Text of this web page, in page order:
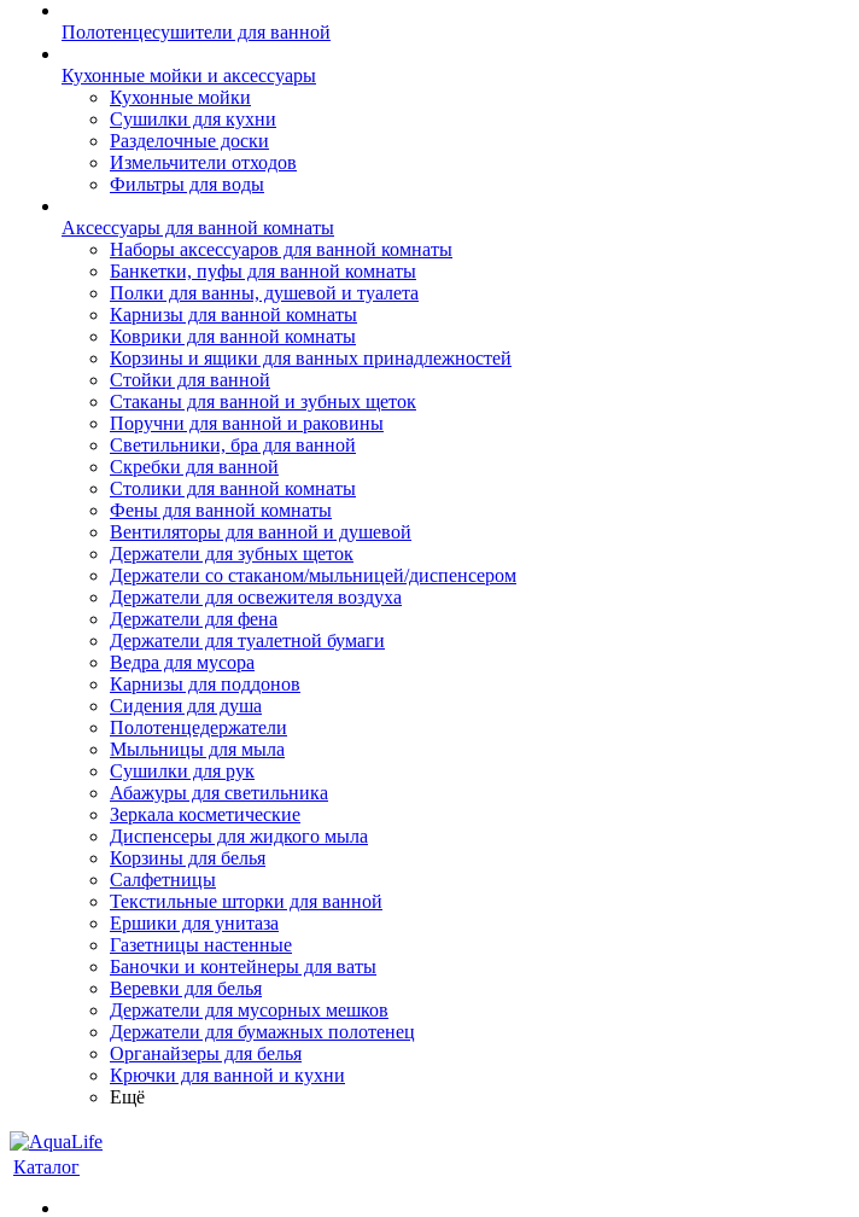
Полотенцесушители для ванной
Кухонные мойки и аксессуары
Кухонные мойки
Сушилки для кухни
Разделочные доски
Измельчители отходов
Фильтры для воды
Аксессуары для ванной комнаты
Наборы аксессуаров для ванной комнаты
Банкетки, пуфы для ванной комнаты
Полки для ванны, душевой и туалета
Карнизы для ванной комнаты
Коврики для ванной комнаты
Корзины и ящики для ванных принадлежностей
Стойки для ванной
Стаканы для ванной и зубных щеток
Поручни для ванной и раковины
Светильники, бра для ванной
Скребки для ванной
Столики для ванной комнаты
Фены для ванной комнаты
Вентиляторы для ванной и душевой
Держатели для зубных щеток
Держатели со стаканом/мыльницей/диспенсером
Держатели для освежителя воздуха
Держатели для фена
Держатели для туалетной бумаги
Ведра для мусора
Карнизы для поддонов
Сидения для душа
Полотенцедержатели
Мыльницы для мыла
Сушилки для рук
Абажуры для светильника
Зеркала косметические
Диспенсеры для жидкого мыла
Корзины для белья
Салфетницы
Текстильные шторки для ванной
Ершики для унитаза
Газетницы настенные
Баночки и контейнеры для ваты
Веревки для белья
Держатели для мусорных мешков
Держатели для бумажных полотенец
Органайзеры для белья
Крючки для ванной и кухни
Ещё
Каталог